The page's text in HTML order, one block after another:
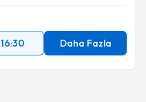
16:30 Daha Fazla